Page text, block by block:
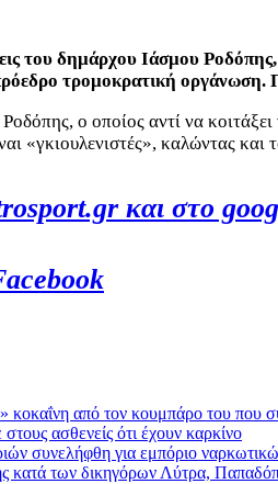
του δημάρχου Ιάσμου
τρομοκρατική
ο οποίος αντί να
«γκιουλενιστές», καλώντας
και στο
κοκαΐνη από τον κουμπάρο του που
ασθενείς ότι έχουν καρκίνο
συνελήφθη για εμπόριο
κατά των δικηγόρων Λύτρα,